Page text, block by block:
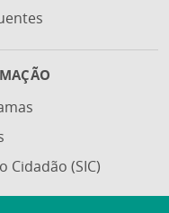
Cidadão (SIC)